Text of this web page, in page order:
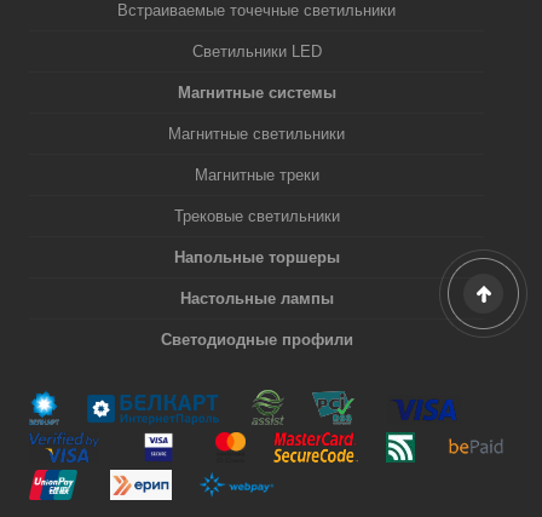
Встраиваемые точечные светильники
Светильники LED
Магнитные системы
Магнитные светильники
Магнитные треки
Трековые светильники
Напольные торшеры
Настольные лампы
Светодиодные профили